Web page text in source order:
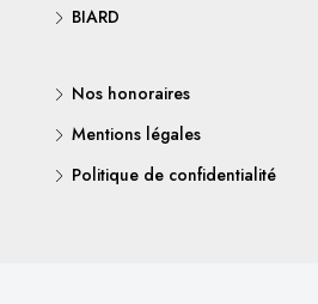
BIARD
Nos honoraires
Mentions légales
Politique de confidentialité